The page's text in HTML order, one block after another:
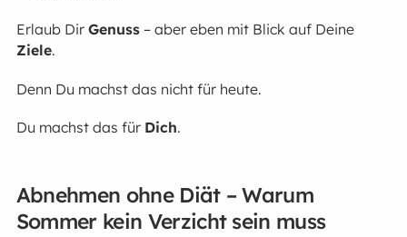
Erlaub Dir Genuss– aber eben mit Blick auf Deine
Ziele.
Denn Du machst das nicht für heute.
Du machst das für Dich.
Abnehmen ohne Diät – Warum
Sommer kein Verzicht sein muss